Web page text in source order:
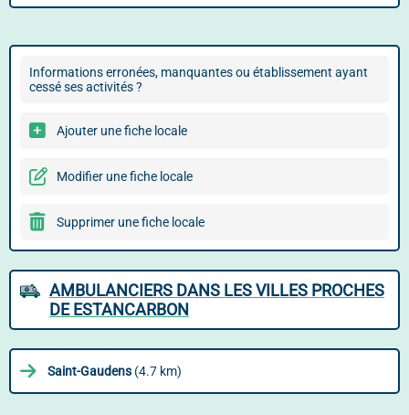
Informations erronées, manquantes ou établissement ayant
cessé ses activités ?
Ajouter une fiche locale
Modifier une fiche locale
Supprimer une fiche locale
AMBULANCIERS DANS LES VILLES PROCHES
DE ESTANCARBON
Saint-Gaudens (4.7 km)